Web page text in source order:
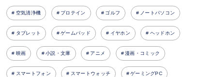
空気清浄機 プロテイン ゴルフ ノートパソコン
タブレット ゲームパッド イヤホン ヘッドホン
映画 小説・文庫 アニメ 漫画・コミック
スマートフォン スマートウォッチ ゲーミングPC